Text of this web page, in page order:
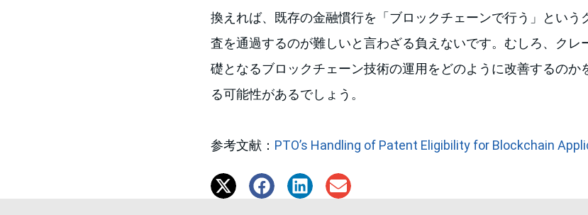
換えれば、既存の金融慣行を「ブロックチェーンで行う」という
査を通過するのが難しいと言わざる負えないです。むしろ、クレ
礎となるブロックチェーン技術の運用をどのように改善するのか
る可能性があるでしょう。
参考文献： PTO’s Handling of Patent Eligibility for Blockchain